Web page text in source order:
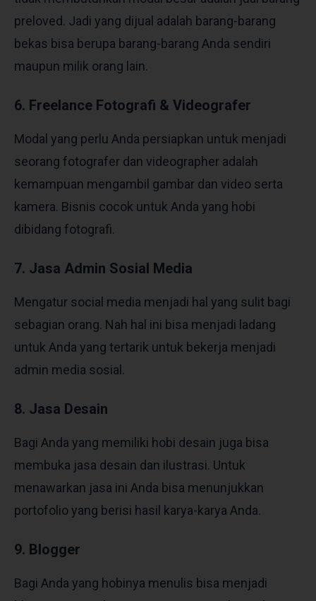
preloved. Jadi yang dijual adalah barang-barang
bekas bisa berupa barang-barang Anda sendiri
maupun milik orang lain.
6. Freelance Fotografi & Videografer
Modal yang perlu Anda persiapkan untuk menjadi
seorang fotografer dan videographer adalah
kemampuan mengambil gambar dan video serta
kamera. Bisnis cocok untuk Anda yang hobi
dibidang fotografi.
7. Jasa Admin Sosial Media
Mengatur social media menjadi hal yang sulit bagi
sebagian orang. Nah hal ini bisa menjadi ladang
untuk Anda yang tertarik untuk bekerja menjadi
admin media sosial.
8. Jasa Desain
Bagi Anda yang memiliki hobi desain juga bisa
membuka jasa desain dan ilustrasi. Untuk
menawarkan jasa ini Anda bisa menunjukkan
portofolio yang berisi hasil karya-karya Anda.
9. Blogger
Bagi Anda yang hobinya menulis bisa menjadi